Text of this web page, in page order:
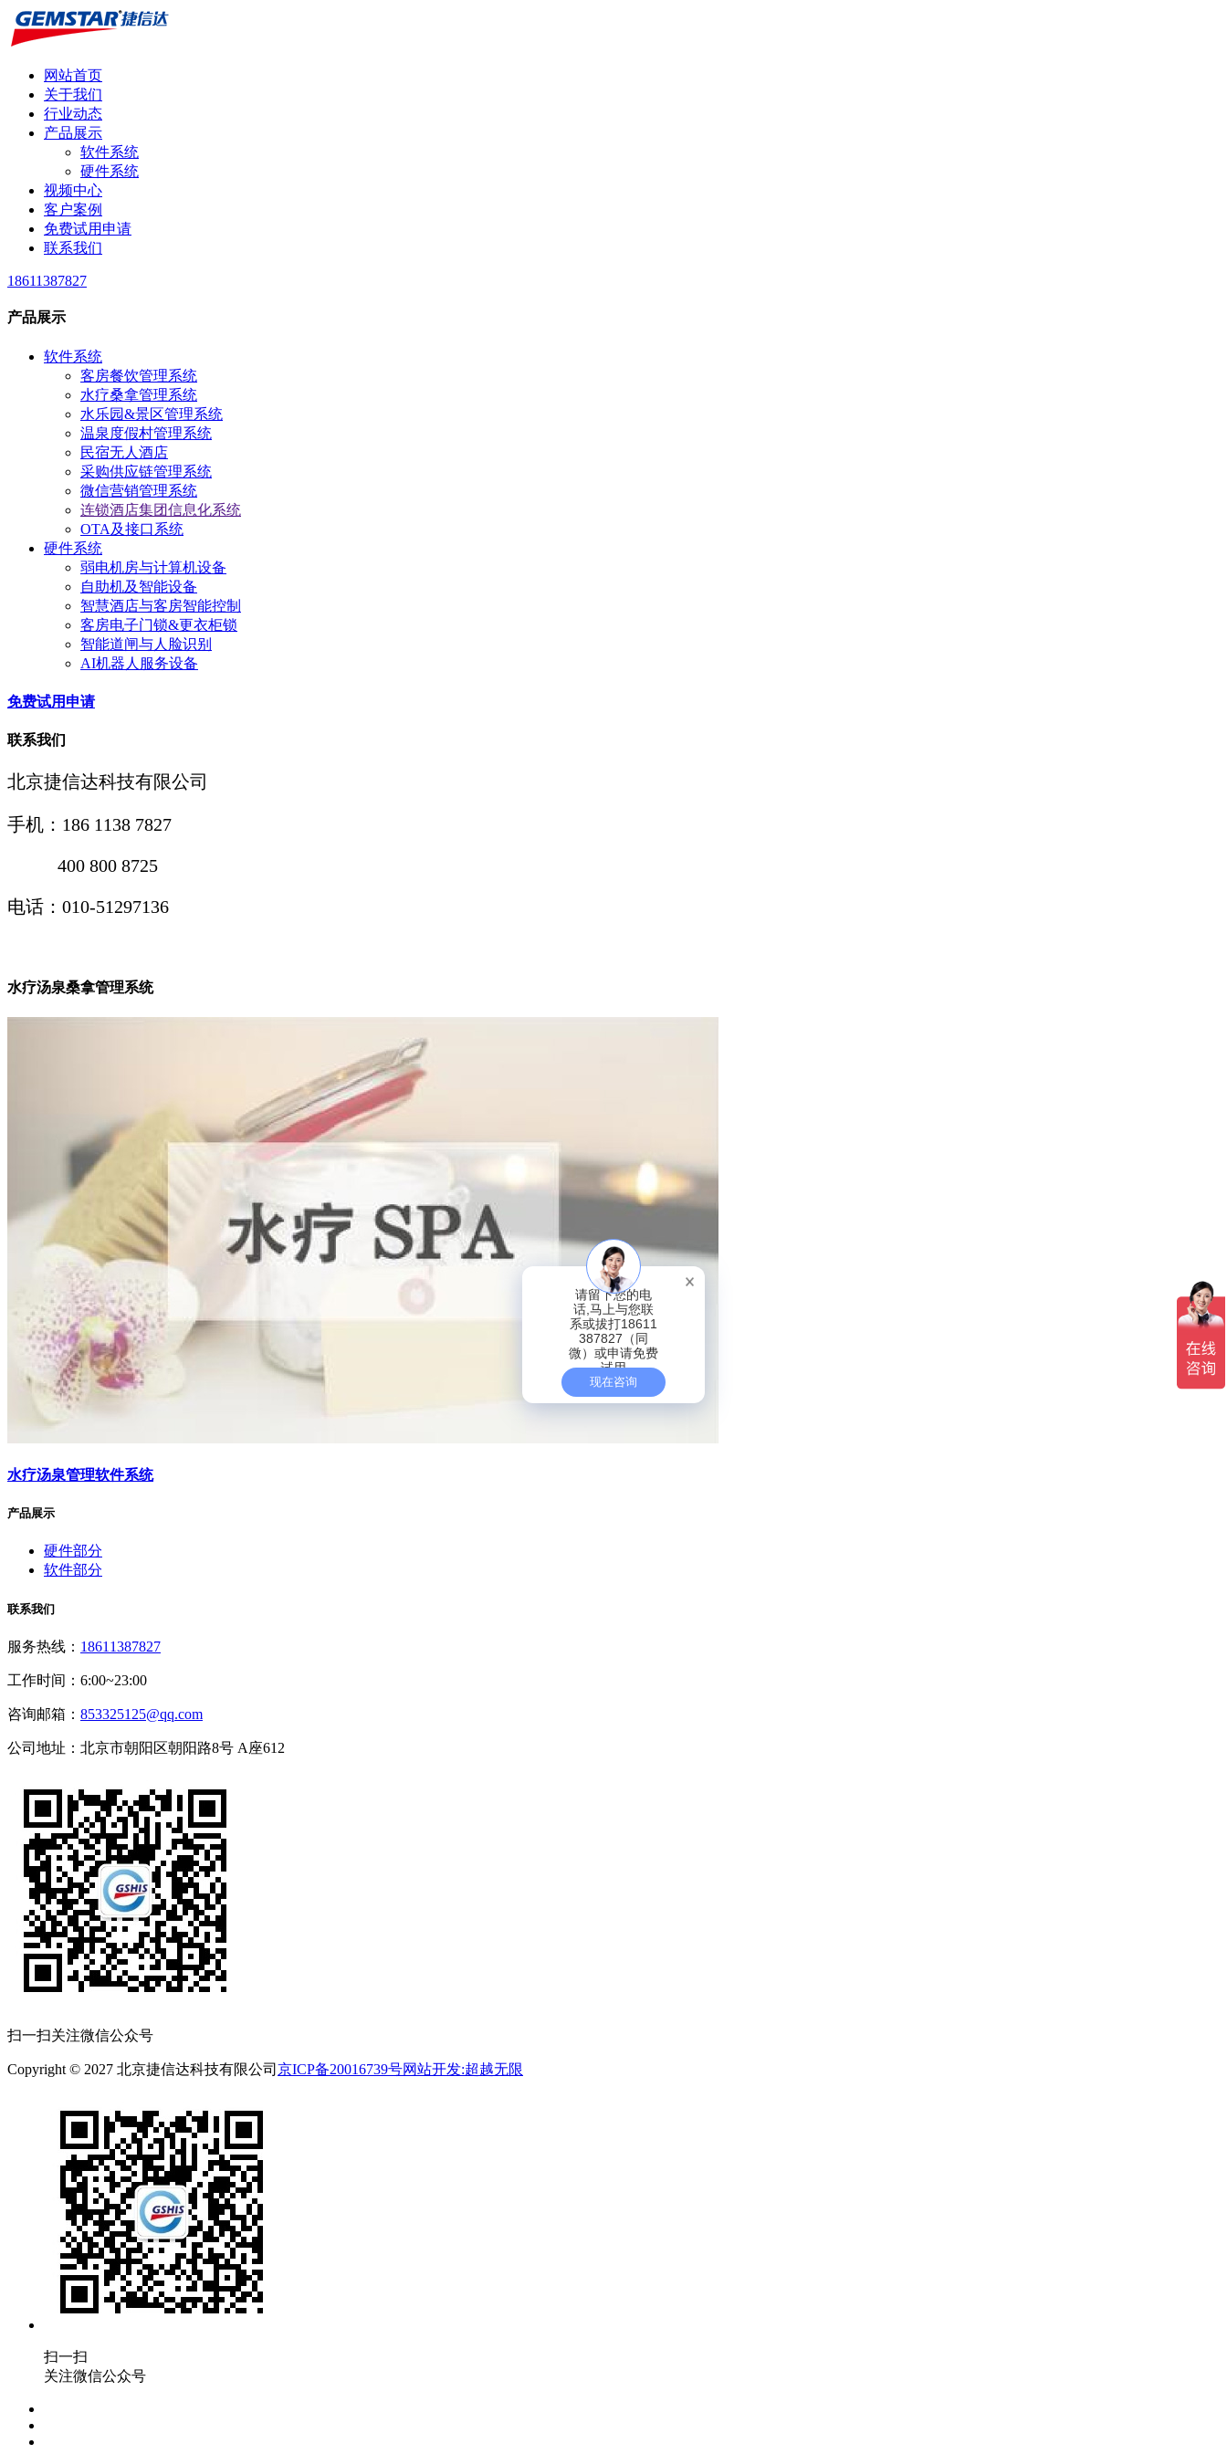
网站首页
关于我们
行业动态
产品展示
软件系统
硬件系统
视频中心
客户案例
免费试用申请
联系我们
18611387827
产品展示
软件系统
客房餐饮管理系统
水疗桑拿管理系统
水乐园&景区管理系统
温泉度假村管理系统
民宿无人酒店
采购供应链管理系统
微信营销管理系统
连锁酒店集团信息化系统
OTA及接口系统
硬件系统
弱电机房与计算机设备
自助机及智能设备
智慧酒店与客房智能控制
客房电子门锁&更衣柜锁
智能道闸与人脸识别
AI机器人服务设备
免费试用申请
联系我们
北京捷信达科技有限公司
手机： 186 1138 7827
400 800 8725
电话：010-51297136
水疗汤泉桑拿管理系统
水疗汤泉管理软件系统
产品展示
硬件部分
软件部分
联系我们
服务热线： 18611387827
工作时间：6:00~23:00
咨询邮箱： 853325125@qq.com
公司地址：北京市朝阳区朝阳路8号 A座612
扫一扫关注微信公众号
Copyright © 2027 北京捷信达科技有限公司 京ICP备20016739号网站开发:超越无限
扫一扫
关注微信公众号
请留下您的电
话,马上与您联
系或拔打18611
387827（同
微）或申请免费
试用
现在咨询